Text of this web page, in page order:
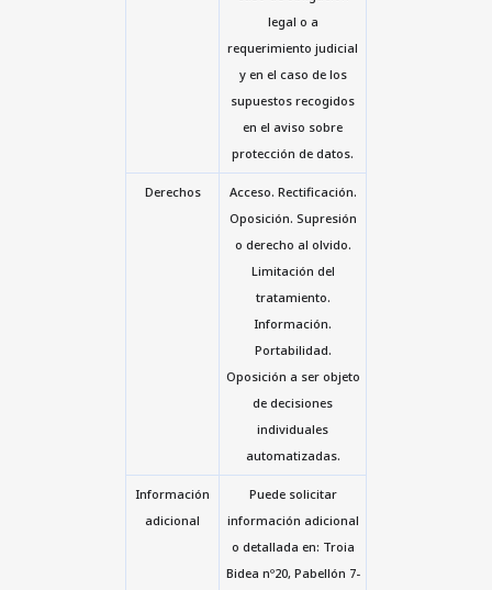
legal o a
requerimiento judicial
y en el caso de los
supuestos recogidos
en el aviso sobre
protección de datos.
Derechos
Acceso. Rectificación.
Oposición. Supresión
o derecho al olvido.
Limitación del
tratamiento.
Información.
Portabilidad.
Oposición a ser objeto
de decisiones
individuales
automatizadas.
Información
adicional
Puede solicitar
información adicional
o detallada en: Troia
Bidea nº20, Pabellón 7-